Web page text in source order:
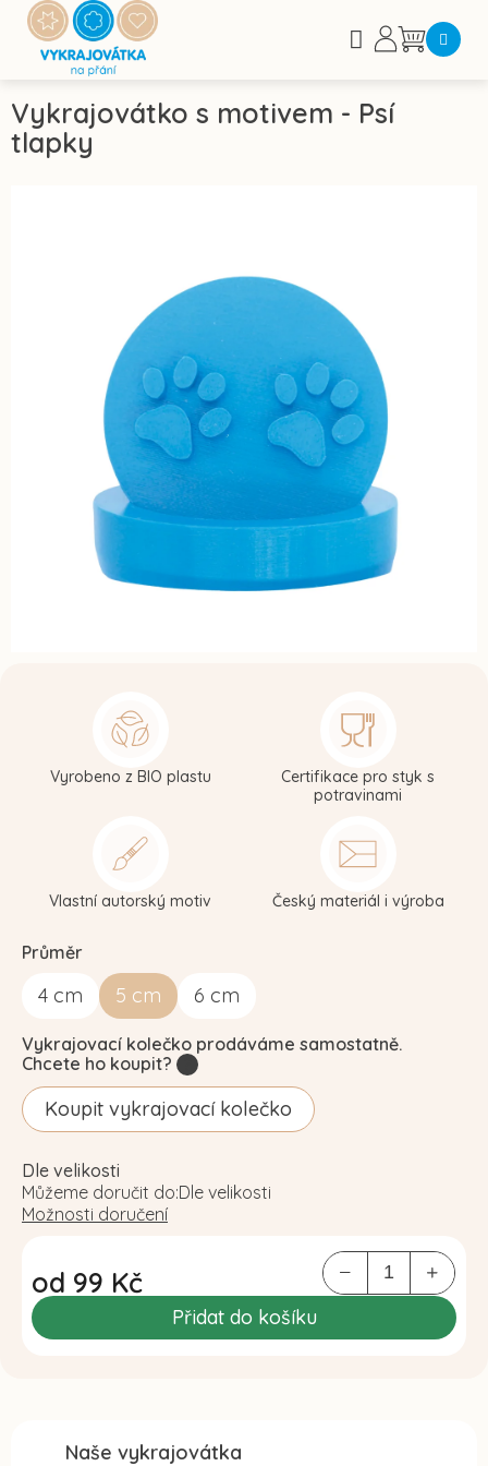
Přejít
obsah
Nákupní
Vykrajovátko s motivem - Psí
tlapky
Průměr
4 cm 5 cm 6 cm
od 99 Kč
Měrná
cena:
Přidat do košíku
Vyrobeno z BIO plastu
Certifikace pro styk s
potravinami
Vlastní autorský motiv Český materiál i výroba
Vykrajovací kolečko prodáváme samostatně.
Chcete ho koupit?
Koupit vykrajovací kolečko
Dle velikosti
Můžeme doručit do:Dle velikosti
Možnosti doručení
Naše vykrajovátka